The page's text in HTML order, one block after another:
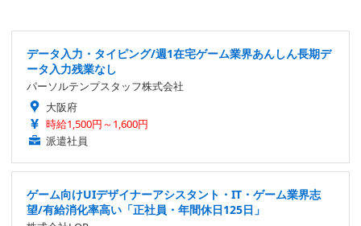
データ入力・タイピング/週1在宅ゲーム業界あんしん長期デ
ータ入力残業なし
パーソルテンプスタッフ株式会社
大阪府
時給1,500円～1,600円
派遣社員
ゲーム向けUIデザイナーアシスタント・IT・ゲーム業界志
望/有給消化率高い「正社員・年間休日125日」